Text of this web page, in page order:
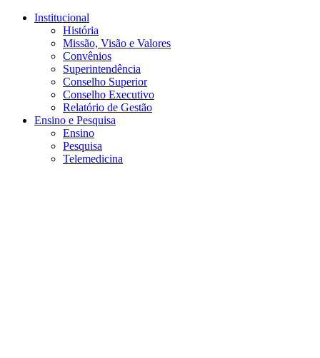
Conteúdo principal
Institucional
História
Missão, Visão e Valores
Convênios
Superintendência
Conselho Superior
Conselho Executivo
Relatório de Gestão
Ensino e Pesquisa
Ensino
Pesquisa
Telemedicina